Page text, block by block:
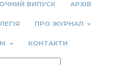
ВИПУСК АРХІВ
ПРО ЖУРНАЛ
КОНТАКТИ